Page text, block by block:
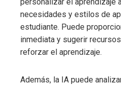
necesidades y estilos de
estudiante. Puede
inmediata y sugerir
reforzar el aprendizaje.
Además, la IA puede